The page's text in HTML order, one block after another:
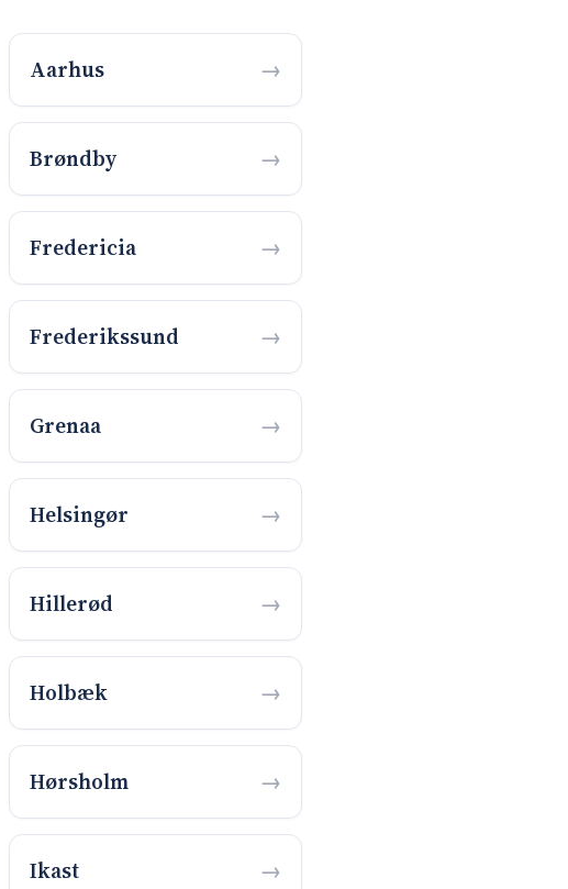
Aarhus
Brøndby
Fredericia
Frederikssund
Grenaa
Helsingør
Hillerød
Holbæk
Hørsholm
Ikast